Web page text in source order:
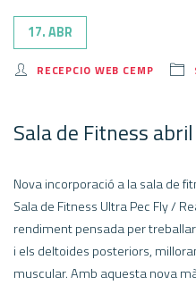
17. ABR
RECEPCIO WEB CEMP
Sala de Fitness
Nova incorporació a la sala de
Sala de Fitness Ultra Pec Fly /
rendiment pensada per
i els deltoides posteriors,
muscular. Amb aquesta nova